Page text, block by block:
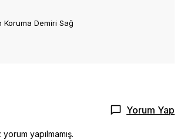
Koruma Demiri Sağ
Yorum Yap
yapılmamış.